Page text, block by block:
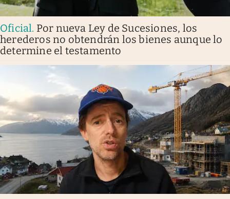
Oficial. Por nueva Ley de Sucesiones, los
herederos no obtendrán los bienes aunque lo
determine el testamento